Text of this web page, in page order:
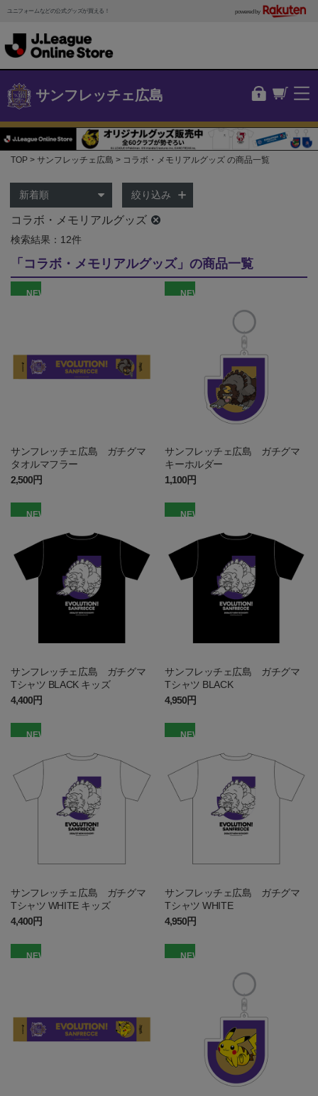
ユニフォームなどの公式グッズが買える！ powered by
サンフレッチェ広島
TOP サンフレッチェ広島 コラボ・メモリアルグッズ の商品一覧
絞り込み
コラボ・メモリアルグッズ
検索結果：12件
「コラボ・メモリアルグッズ」の商品一覧
NEW
サンフレッチェ広島 ガチグマ
タオルマフラー
2,500円
NEW
サンフレッチェ広島 ガチグマ
キーホルダー
1,100円
NEW
サンフレッチェ広島 ガチグマ
Tシャツ BLACK キッズ
4,400円
NEW
サンフレッチェ広島 ガチグマ
Tシャツ BLACK
4,950円
NEW
サンフレッチェ広島 ガチグマ
Tシャツ WHITE キッズ
4,400円
NEW
サンフレッチェ広島 ガチグマ
Tシャツ WHITE
4,950円
NEW NEW